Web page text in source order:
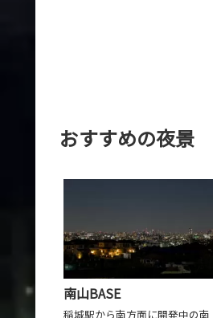
おすすめの夜景
南山BASE
稲城駅から南方面に開発中の南